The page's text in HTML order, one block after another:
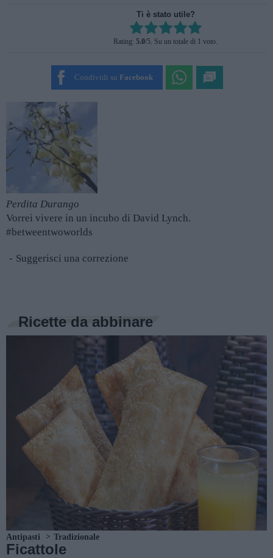
Ti è stato utile?
Rate this item:
SUBMIT RATING
Rating: 5.0/5. Su un totale di 1 voto.
Condividi su Facebook
Perdita Durango
Vorrei vivere in un incubo di David Lynch.
#betweentwoworlds
Suggerisci una correzione
Ricette da abbinare
Antipasti Tradizionale
Ficattole